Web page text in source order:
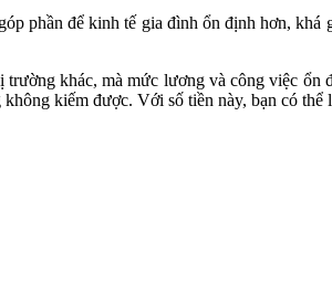
phần để kinh tế gia đình ổn định hơn,
trường khác, mà mức lương và công việc
kiếm được. Với số tiền này, bạn có thể